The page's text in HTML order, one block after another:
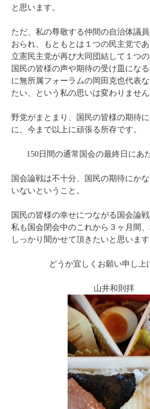
と思います。
ただ、私の尊敬する仲間の自治体議
おられ、もともとは１つの民主党で
立憲民主党が再び大同団結して１つの
国民の皆様の声や期待の受け皿にな
に無所属フォーラムの岡田克也代表
たい、という私の思いは変わりません
野党がまとまり、国民の皆様の期待
に、今まで以上に頑張る所存です。
150日間の通常国会の最終日にあ
国会論戦は不十分、国民の期待にか
いないということ。
国民の皆様の幸せにつながる国会論戦
私も国会閉会中のこれから３ヶ月間
しっかり聞かせて頂きたいと思います
どうか宜しくお願い申し上
山井和則拝